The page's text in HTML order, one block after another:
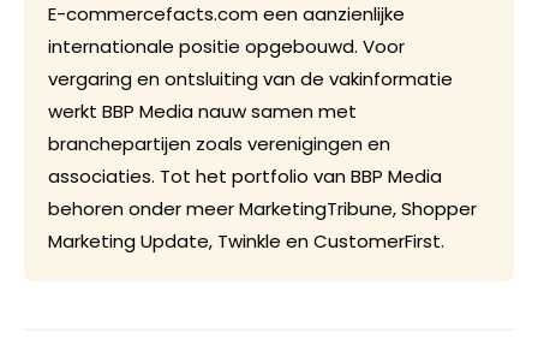
E-commercefacts.com een aanzienlijke
internationale positie opgebouwd. Voor
vergaring en ontsluiting van de vakinformatie
werkt BBP Media nauw samen met
branchepartijen zoals verenigingen en
associaties. Tot het portfolio van BBP Media
behoren onder meer MarketingTribune, Shopper
Marketing Update, Twinkle en CustomerFirst.